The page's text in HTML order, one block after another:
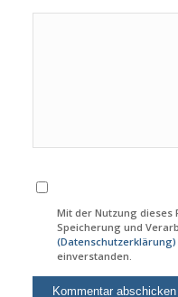
Mit der Nutzung
Speicherung und
(Datenschutzerklärung)
einverstanden.